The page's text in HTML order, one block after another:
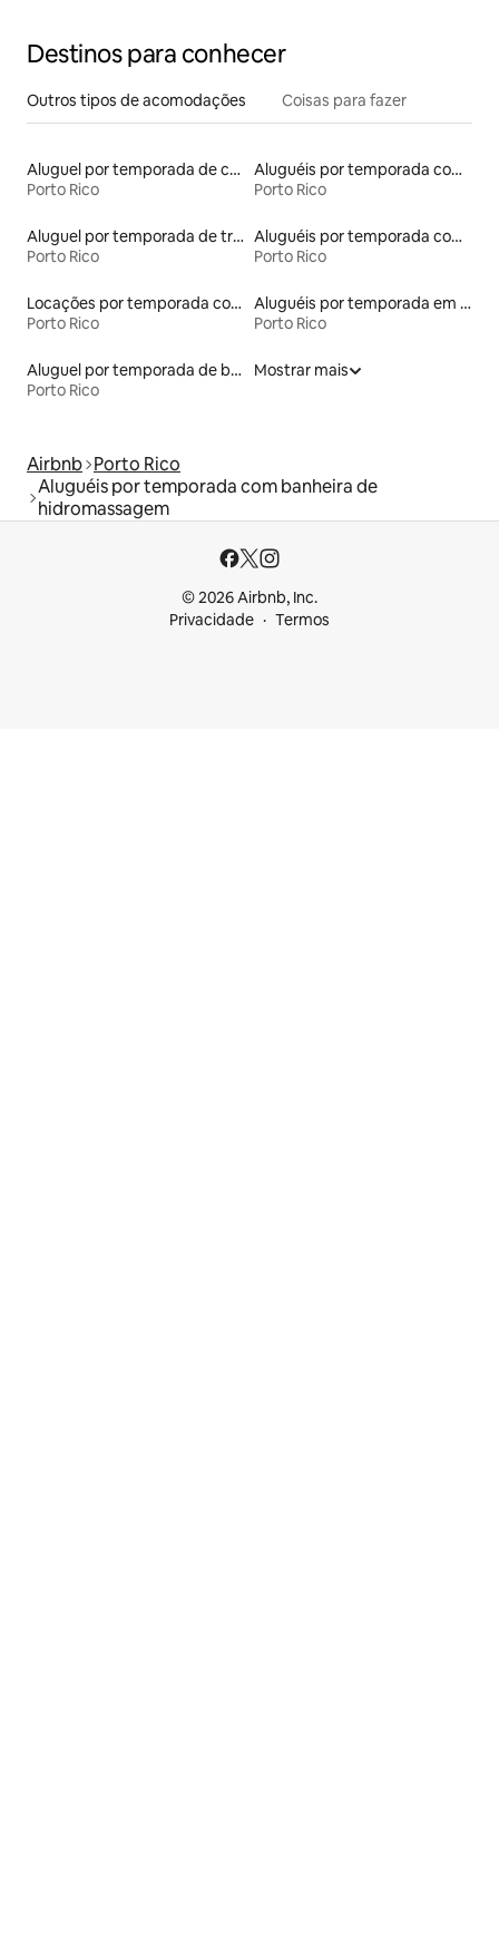
Destinos para conhecer
Outros tipos de acomodações Coisas para fazer
Aluguel por temporada de contêineres
Porto Rico
Aluguéis por temporada com acesso à praia
Porto Rico
Aluguel por temporada de trailers
Porto Rico
Aluguéis por temporada com sauna
Porto Rico
Locações por temporada com piscina
Porto Rico
Aluguéis por temporada em albergue
Porto Rico
Aluguel por temporada de barcos
Porto Rico
Mostrar mais
Airbnb Porto Rico
Aluguéis por temporada com banheira de
hidromassagem
© 2026 Airbnb, Inc.
Privacidade
Termos